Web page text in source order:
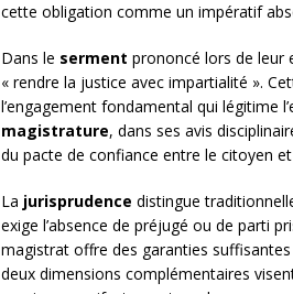
cette obligation comme un impératif
Dans le serment prononcé lors de leur
« rendre la justice avec impartialité ».
l’engagement fondamental qui légitime
magistrature, dans ses avis
du pacte de confiance entre le citoyen
La jurisprudence distingue
exige l’absence de préjugé ou de parti
magistrat offre des garanties
deux dimensions complémentaires